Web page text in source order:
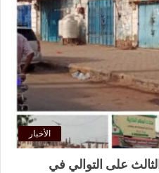
الأخبار
على التوالي في